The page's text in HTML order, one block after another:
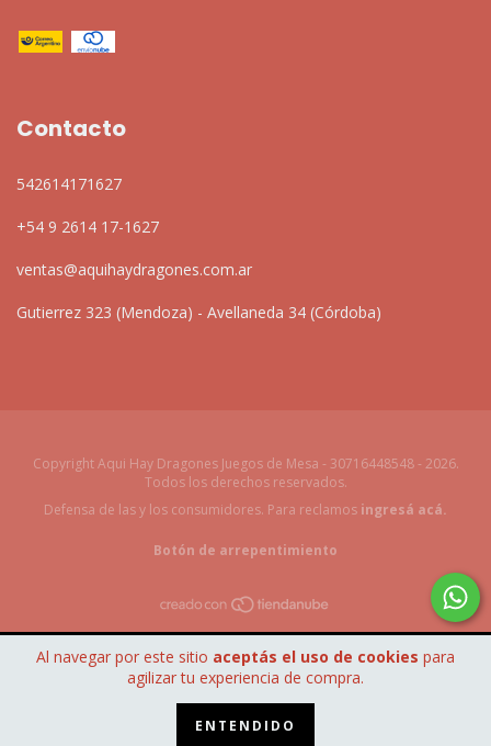
Al navegar por este sitio aceptás el uso de cookies para
agilizar tu experiencia de compra.
ENTENDIDO
Contacto
542614171627
+54 9 2614 17-1627
ventas@aquihaydragones.com.ar
Gutierrez 323 (Mendoza) - Avellaneda 34 (Córdoba)
Copyright Aqui Hay Dragones Juegos de Mesa - 30716448548 - 2026.
Todos los derechos reservados.
Defensa de las y los consumidores. Para reclamos ingresá acá.
Botón de arrepentimiento